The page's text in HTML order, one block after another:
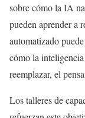
sobre cómo la IA
pueden aprender a
automatizado
cómo la
reemplazar, el
Los talleres de